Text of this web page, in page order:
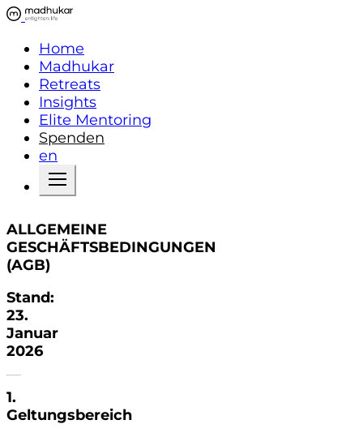
Home
Madhukar
Retreats
Insights
Elite Mentoring
Spenden
en
ALLGEMEINE
GESCHÄFTSBEDINGUNGEN
(AGB)
Stand:
23.
Januar
2026
1.
Geltungsbereich